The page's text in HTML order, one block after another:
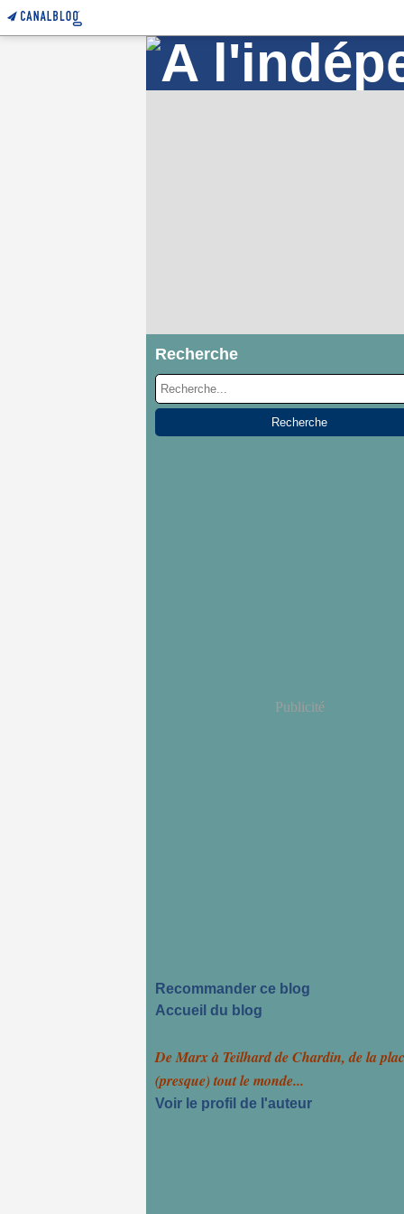
Recherche
Publicité
Recommander ce blog
Accueil du blog
De Marx à Teilhard de Chardin, de la
(presque) tout le monde...
Voir le profil de l'auteur